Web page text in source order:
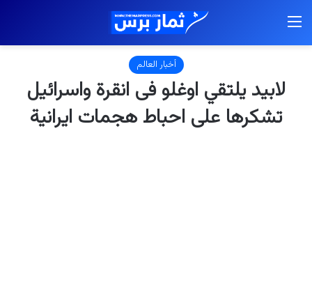
أخبار العالم
لابيد يلتقي اوغلو فى انقرة واسرائيل
تشكرها على احباط هجمات ايرانية